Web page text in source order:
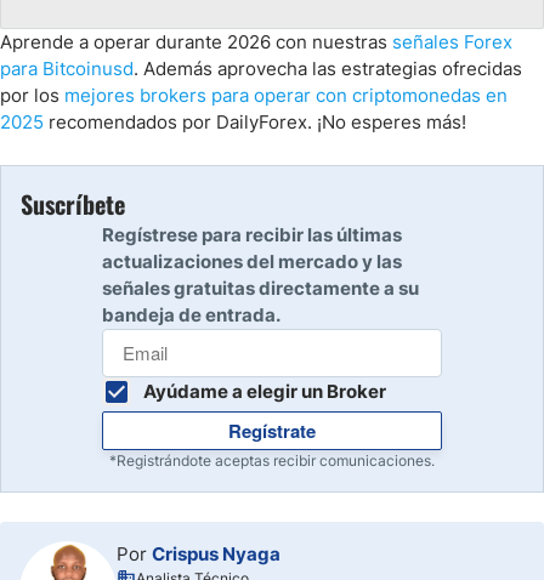
Aprende a operar durante 2026 con nuestras señales Forex
para Bitcoinusd. Además aprovecha las estrategias ofrecidas
por los mejores brokers para operar con criptomonedas en
2025 recomendados por DailyForex. ¡No esperes más!
Suscríbete
Regístrese para recibir las últimas
actualizaciones del mercado y las
señales gratuitas directamente a su
bandeja de entrada.
Ayúdame a elegir un Broker
Regístrate
*Registrándote aceptas recibir comunicaciones.
Por Crispus Nyaga